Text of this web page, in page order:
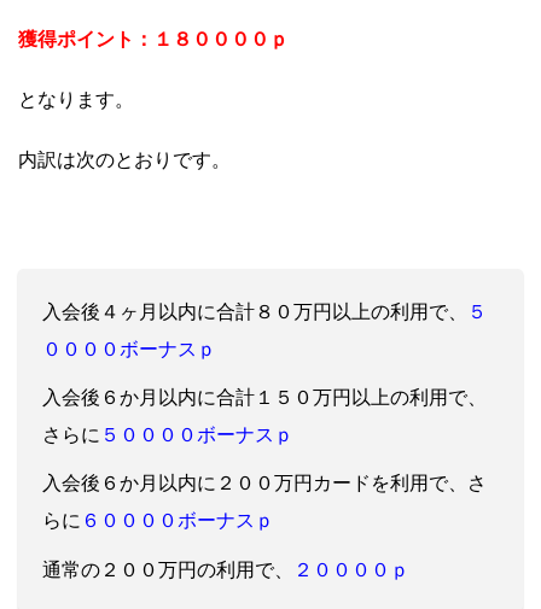
獲得ポイント：１８ ０ ０００ｐ
となります。
内訳は次のとおりです。
入会後４ヶ月以内に合計８０万円以上の利用で、
５
００００ボーナスｐ
入会後６か月以内に合計１５０万円以上の利用で、
さらに ５００００ボーナスｐ
入会後６か月以内に２００万円カードを利用で、さ
らに ６００００ボーナスｐ
通常の２００万円の利用で、 ２００００ｐ